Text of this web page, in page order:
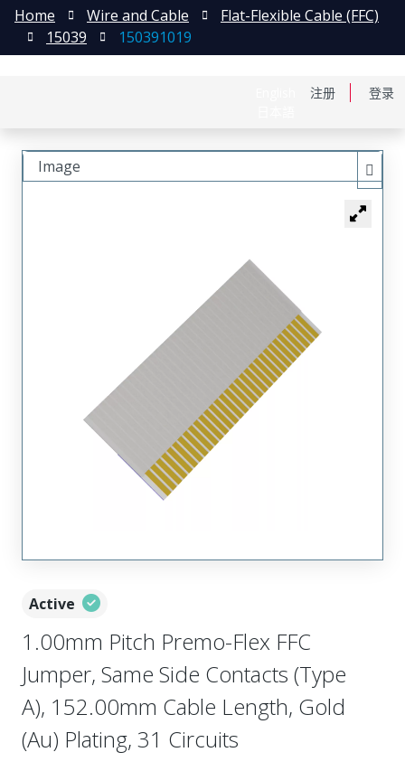
注册 登录
Home Wire and Cable
Flat-Flexible Cable (FFC)
15039
150391019
Active
1.00mm Pitch Premo-Flex FFC
Jumper, Same Side Contacts (Type
A), 152.00mm Cable Length, Gold
(Au) Plating, 31 Circuits
Image